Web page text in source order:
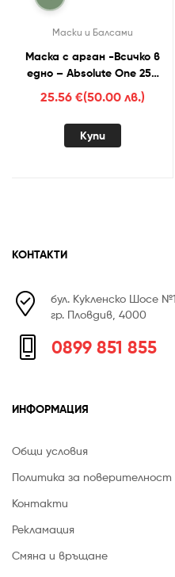
Маски и Балсами
Маска с арган -Всичко в
едно – Absolute One 250
мл.
25.56 €(50.00 лв.)
Купи
КОНТАКТИ
бул. Кукленско Шосе
гр. Пловдив, 4000
0899 851 855
ИНФОРМАЦИЯ
Общи условия
Политика за поверителност
Контакти
Рекламация
Смяна и връщане